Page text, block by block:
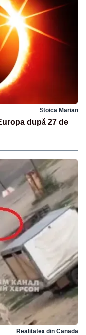
Stoica Marian
după 27 de
Realitatea din Canada